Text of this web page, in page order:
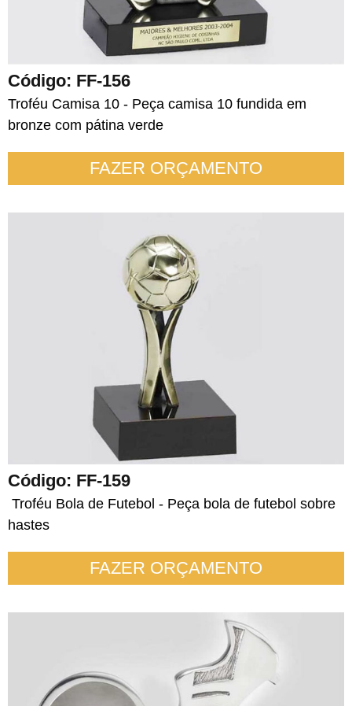
Código: FF-156
Troféu Camisa 10 - Peça camisa 10 fundida em
bronze com pátina verde
FAZER ORÇAMENTO
Código: FF-159
Troféu Bola de Futebol - Peça bola de futebol sobre
hastes
FAZER ORÇAMENTO